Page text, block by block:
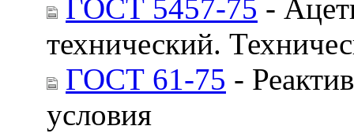
ГОСТ 5457-75 -
технический.
ГОСТ 61-75 -
условия